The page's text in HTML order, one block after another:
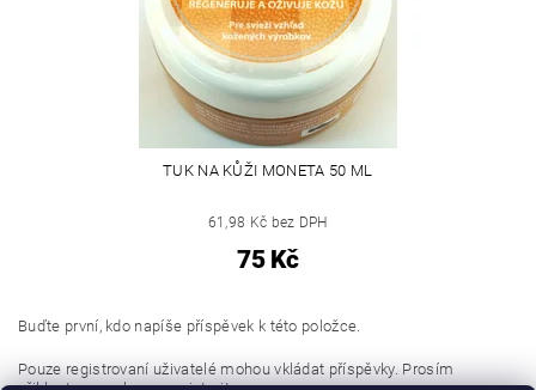
TUK NA KŮŽI MONETA 50 ML
61,98 Kč bez DPH
75 Kč
Buďte první, kdo napíše příspěvek k této položce.
Pouze registrovaní uživatelé mohou vkládat příspěvky. Prosím